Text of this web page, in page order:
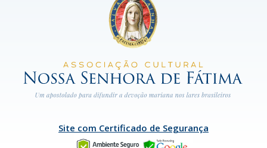
Site com Certificado de Segurança